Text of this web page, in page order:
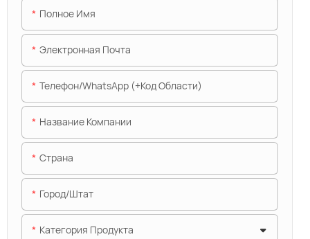
Полное Имя
Электронная Почта
Телефон/WhatsApp (+код Области)
Название Компании
Страна
Город/штат
Категория Продукта